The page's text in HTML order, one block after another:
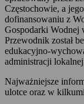
Częstochowie, a
dofinansowaniu z
Gospodarki Wodnej
Przewodnik został
edukacyjno-
administracji
Najważniejsze
ulotce oraz w